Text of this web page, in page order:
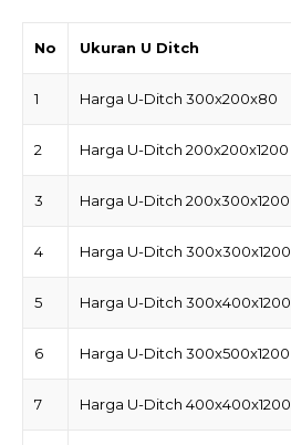
No Ukuran U Ditch
1 Harga U-Ditch 300x200x80
2 Harga U-Ditch 200x200x1200
3 Harga U-Ditch 200x300x1200
4 Harga U-Ditch 300x300x1200
5 Harga U-Ditch 300x400x1200
6 Harga U-Ditch 300x500x1200
7 Harga U-Ditch 400x400x1200